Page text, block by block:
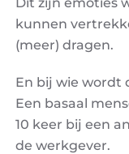
kunnen
(meer) dragen.
En bij wie wordt
Een basaal
10 keer bij een
de werkgever.